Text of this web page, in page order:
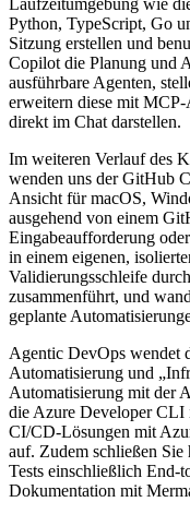
Laufzeitumgebung wie
Python, TypeScript, Go
Sitzung erstellen und
Copilot die Planung und
ausführbare Agenten,
erweitern diese mit
direkt im Chat darstellen.
Im weiteren Verlauf des
wenden uns der GitHub
Ansicht für macOS,
ausgehend von einem
Eingabeaufforderung
in einem eigenen,
Validierungsschleife
zusammenführt, und
geplante
Agentic DevOps wendet
Automatisierung und
Automatisierung mit der
die Azure Developer CLI
CI/CD-Lösungen mit
auf. Zudem schließen
Tests einschließlich End-
Dokumentation mit